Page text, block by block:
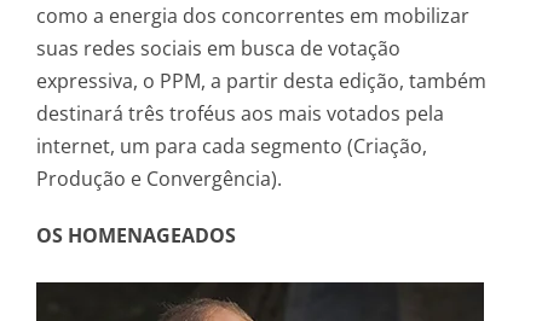
como a energia dos concorrentes em mobilizar
suas redes sociais em busca de votação
expressiva, o PPM, a partir desta edição, também
destinará três troféus aos mais votados pela
internet, um para cada segmento (Criação,
Produção e Convergência).
OS HOMENAGEADOS